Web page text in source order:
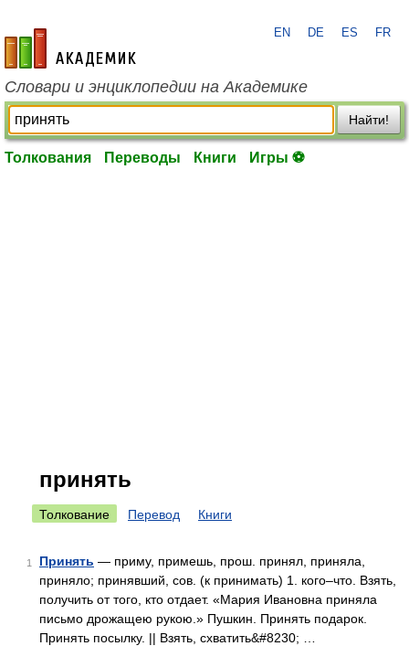
academic.ru
EN DE ES FR
Словари и энциклопедии на Академике
Найти!
Толкования Переводы Книги Игры ⚽
принять
Толкование Перевод Книги
1 Принять — приму, примешь, прош. принял, приняла,
приняло; принявший, сов. (к принимать) 1. кого–что. Взять,
получить от того, кто отдает. «Мария Ивановна приняла
письмо дрожащею рукою.» Пушкин. Принять подарок.
Принять посылку. || Взять, схватить&#8230; …